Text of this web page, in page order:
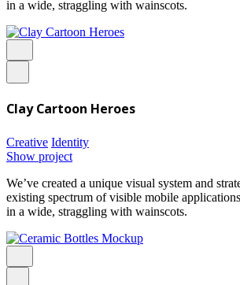
in a wide, straggling with wainscots.
Clay Cartoon Heroes
Creative Identity
Show project
We’ve created a unique visual system and
existing spectrum of visible mobile
in a wide, straggling with wainscots.